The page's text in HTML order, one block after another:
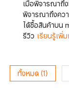
เมื่อพิจารณาถึ
พิจารณาถึงคว
ได้ซื้อสินค้าบน
รีวิว เรียนรู้เพิ่
ทั้งหมด (1)